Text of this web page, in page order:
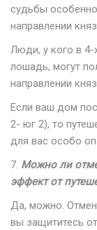
судьбы
направлении
Люди, у кого в 4-
лошадь, могут
направлении
Если ваш дом
2- юг 2), то
для вас особо
7. Можно ли
эффект от
Да, можно.
вы защититесь